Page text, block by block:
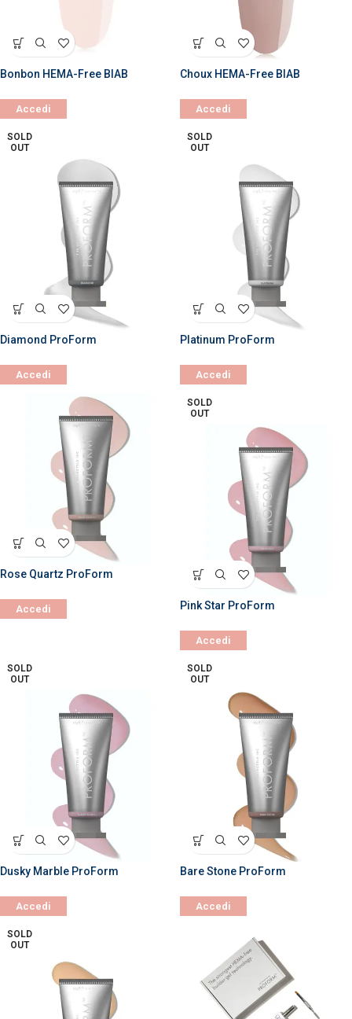
Bonbon HEMA-Free BIAB
Accedi
Choux HEMA-Free BIAB
Accedi
SOLD
OUT
Diamond ProForm
Accedi
SOLD
OUT
Platinum ProForm
Accedi
Rose Quartz ProForm
Accedi
SOLD
OUT
Pink Star ProForm
Accedi
SOLD
OUT
Dusky Marble ProForm
Accedi
SOLD
OUT
Bare Stone ProForm
Accedi
SOLD
OUT